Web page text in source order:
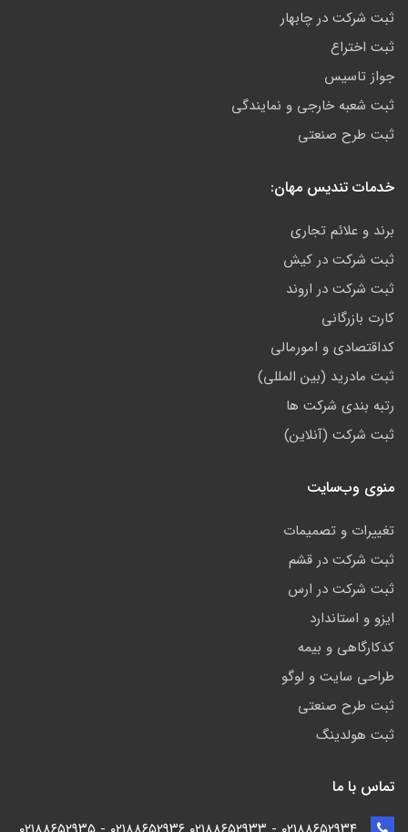
ثبت شرکت در چابهار
ثبت اختراع
جواز تاسیس
ثبت شعبه خارجی و نمایندگی
ثبت طرح صنعتی
خدمات تندیس مهان:
برند و علائم تجاری
ثبت شرکت در کیش
ثبت شرکت در اروند
کارت بازرگانی
کداقتصادی و امورمالی
ثبت مادرید (بین المللی)
رتبه بندی شرکت ها
ثبت شرکت (آنلاین)
منوی وب‌سایت
تغییرات و تصمیمات
ثبت شرکت در قشم
ثبت شرکت در ارس
ایزو و استاندارد
کدکارگاهی و بیمه
طراحی سایت و لوگو
ثبت طرح صنعتی
ثبت هولدینگ
تماس با ما